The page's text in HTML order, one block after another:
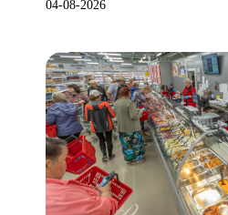
04-08-2026